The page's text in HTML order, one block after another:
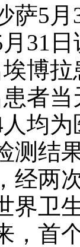
5月
月31
博
者
均
测结
经两
界卫
，首